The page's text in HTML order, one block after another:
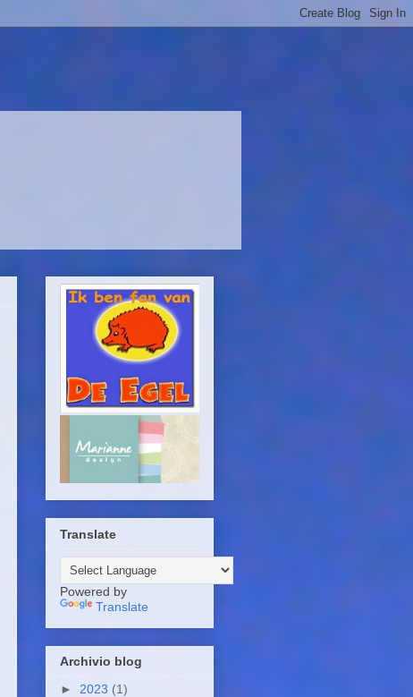
Translate
Powered by
Translate
Archivio blog
► 2023 (1)